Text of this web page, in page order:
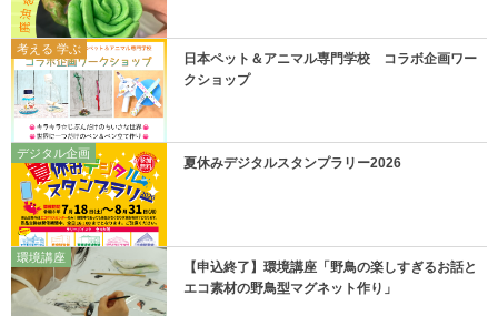
考える 学ぶ
日本ペット＆アニマル専門学校 コラボ企画ワー
クショップ
デジタル企画
夏休みデジタルスタンプラリー2026
環境講座
【申込終了】環境講座「野鳥の楽しすぎるお話と
エコ素材の野鳥型マグネット作り」